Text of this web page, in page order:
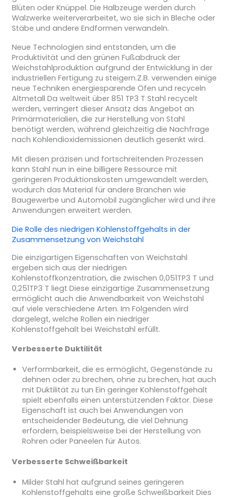
Blüten oder Knüppel. Die Halbzeuge werden durch
Walzwerke weiterverarbeitet, wo sie sich in Bleche oder
Stäbe und andere Endformen verwandeln.
Neue Technologien sind entstanden, um die
Produktivität und den grünen Fußabdruck der
Weichstahlproduktion aufgrund der Entwicklung in der
industriellen Fertigung zu steigern.Z.B. verwenden einige
neue Techniken energiesparende Öfen und recyceln
Altmetall Da weltweit über 851 TP3 T Stahl recycelt
werden, verringert dieser Ansatz das Angebot an
Primärmaterialien, die zur Herstellung von Stahl
benötigt werden, während gleichzeitig die Nachfrage
nach Kohlendioxidemissionen deutlich gesenkt wird.
Mit diesen präzisen und fortschreitenden Prozessen
kann Stahl nun in eine billigere Ressource mit
geringeren Produktionskosten umgewandelt werden,
wodurch das Material für andere Branchen wie
Baugewerbe und Automobil zugänglicher wird und ihre
Anwendungen erweitert werden.
Die Rolle des niedrigen Kohlenstoffgehalts in der
Zusammensetzung von Weichstahl
Die einzigartigen Eigenschaften von Weichstahl
ergeben sich aus der niedrigen
Kohlenstoffkonzentration, die zwischen 0,051TP3 T und
0,251TP3 T liegt Diese einzigartige Zusammensetzung
ermöglicht auch die Anwendbarkeit von Weichstahl
auf viele verschiedene Arten. Im Folgenden wird
dargelegt, welche Rollen ein niedriger
Kohlenstoffgehalt bei Weichstahl erfüllt.
Verbesserte Duktilität
Verformbarkeit, die es ermöglicht, Gegenstände zu
dehnen oder zu brechen, ohne zu brechen, hat auch
mit Duktilität zu tun Ein geringer Kohlenstoffgehalt
spielt ebenfalls einen unterstützenden Faktor. Diese
Eigenschaft ist auch bei Anwendungen von
entscheidender Bedeutung, die viel Dehnung
erfordern, beispielsweise bei der Herstellung von
Rohren oder Paneelen für Autos.
Verbesserte Schweißbarkeit
Milder Stahl hat aufgrund seines geringeren
Kohlenstoffgehalts eine große Schweißbarkeit Dies